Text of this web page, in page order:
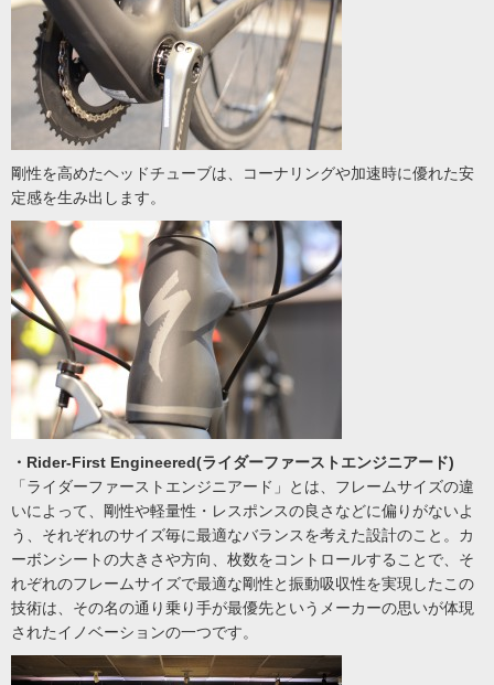
剛性を高めたヘッドチューブは、コーナリングや加速時に優れた安
定感を生み出します。
・Rider-First Engineered(ライダーファーストエンジニアード)
「ライダーファーストエンジニアード」とは、フレームサイズの違
いによって、剛性や軽量性・レスポンスの良さなどに偏りがないよ
う、それぞれのサイズ毎に最適なバランスを考えた設計のこと。カ
ーボンシートの大きさや方向、枚数をコントロールすることで、そ
れぞれのフレームサイズで最適な剛性と振動吸収性を実現したこの
技術は、その名の通り乗り手が最優先というメーカーの思いが体現
されたイノベーションの一つです。